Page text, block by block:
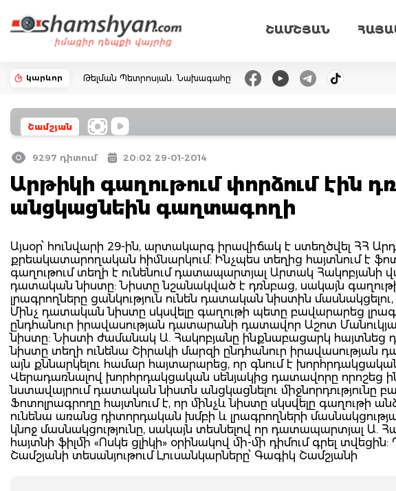
ՇԱՄՇՅԱՆ
կարևոր Թելման Պետրոսյան. Նախագահը
Շամշյան
9297 դիտում 20:02 29-01-2014
Արթիկի գաղութում փորձում էին
անցկացնեին գաղտագողի
Այսօր՝ հունվարի 29-ին, արտակարգ իրավիճակ է ստեղծվել ՀՀ
քրեակատարողական հիմնարկում: Ինչպես տեղից հայտնում է
գաղութում տեղի է ունենում դատապարտյալ Արտակ
դատական նիստը: Նիստը նշանակված է դռնբաց, սակայն
լրագրողները ցանկություն ունեն դատական նիստին
Մինչ դատական նիստը սկսվելը գաղութի պետը բավարարեց
ընդհանուր իրավասության դատարանի դատավոր Աշոտ
նիստը: Նիստի ժամանակ Ա. Հակոբյանը ինքնաբացարկ
նիստը տեղի ունենա Շիրակի մարզի ընդհանուր իրավասության
այն քննարկելու համար հայտարարեց, որ գնում է
Վերադառնալով խորհրդակցական սենյակից դատավորը որոշեց
նստավայրում դատական նիստն անցկացնելու միջնորդությունը
Ֆոտոլրագրողը հայտնում է, որ մինչև նիստը սկսվելը գաղութի
ունենա առանց դիտորդական խմբի և լրագրողների
կնոջ մասնակցությունը, սակայն տեսնելով որ դատապարտյալ Ա.
հայտնի ֆիլմի «Ոսկե ցլիկի» օրինակով մի-մի դիմում գրել
Շամշյանի տեսանյութում Լուսանկարները՝ Գագիկ Շամշյանի